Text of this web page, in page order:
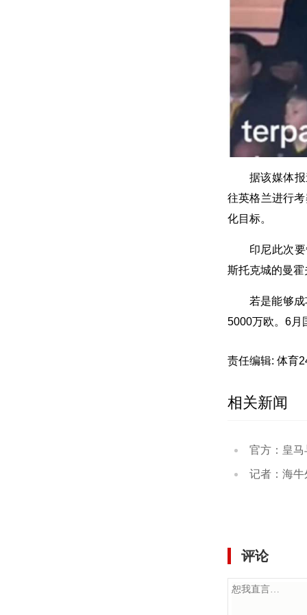
据该媒体
往英格兰进行
化目标。
印尼此次
斯托克城的曼霍
若是能够
5000万欧。6月
责任编辑: 体育
相关新闻
官方：皇马与维
记者：海牛外援图费
评论